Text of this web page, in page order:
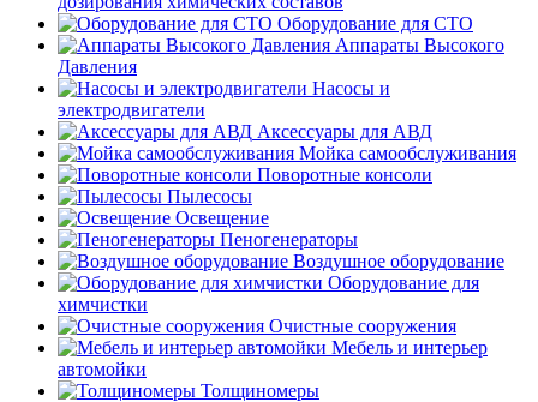
Оборудование для СТО
Аппараты Высокого
Давления
Насосы и
электродвигатели
Аксессуары для АВД
Мойка самообслуживания
Поворотные консоли
Пылесосы
Освещение
Пеногенераторы
Воздушное оборудование
Оборудование для
химчистки
Очистные сооружения
Мебель и интерьер
автомойки
Толщиномеры